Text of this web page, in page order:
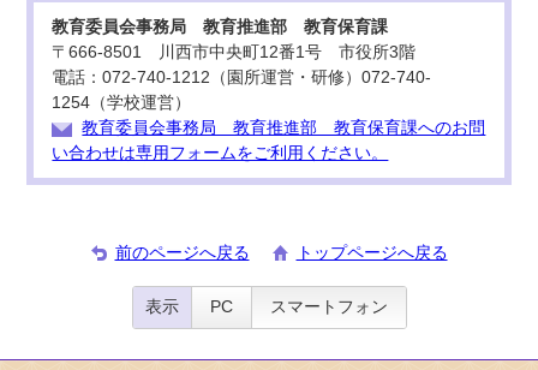
教育委員会事務局 教育推進部 教育保育課
〒666-8501 川西市中央町12番1号 市役所3階
電話：072-740-1212（園所運営・研修）072-740-
1254（学校運営）
教育委員会事務局 教育推進部 教育保育課へのお問
い合わせは専用フォームをご利用ください。
前のページへ戻る トップページへ戻る
表示 PC スマートフォン